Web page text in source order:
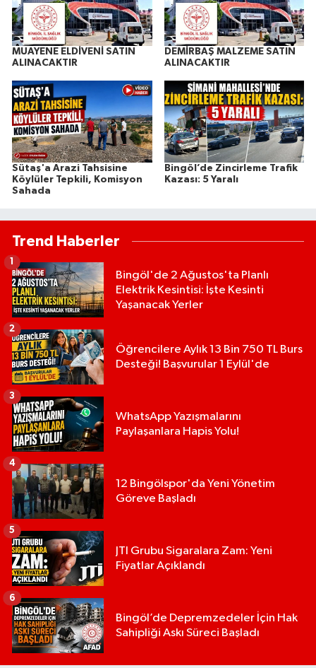
MUAYENE ELDİVENİ SATIN
ALINACAKTIR
DEMİRBAŞ MALZEME SATIN
ALINACAKTIR
Sütaş'a Arazi Tahsisine
Köylüler Tepkili, Komisyon
Sahada
Bingöl’de Zincirleme Trafik
Kazası: 5 Yaralı
Trend Haberler
Bingöl'de 2 Ağustos'ta Planlı
Elektrik Kesintisi: İşte Kesinti
Yaşanacak Yerler
Öğrencilere Aylık 13 Bin 750 TL Burs
Desteği! Başvurular 1 Eylül'de
2
WhatsApp Yazışmalarını
Paylaşanlara Hapis Yolu!
3
12 Bingölspor'da Yeni Yönetim
Göreve Başladı
4
JTI Grubu Sigaralara Zam: Yeni
Fiyatlar Açıklandı
5
Bingöl’de Depremzedeler İçin Hak
Sahipliği Askı Süreci Başladı
6